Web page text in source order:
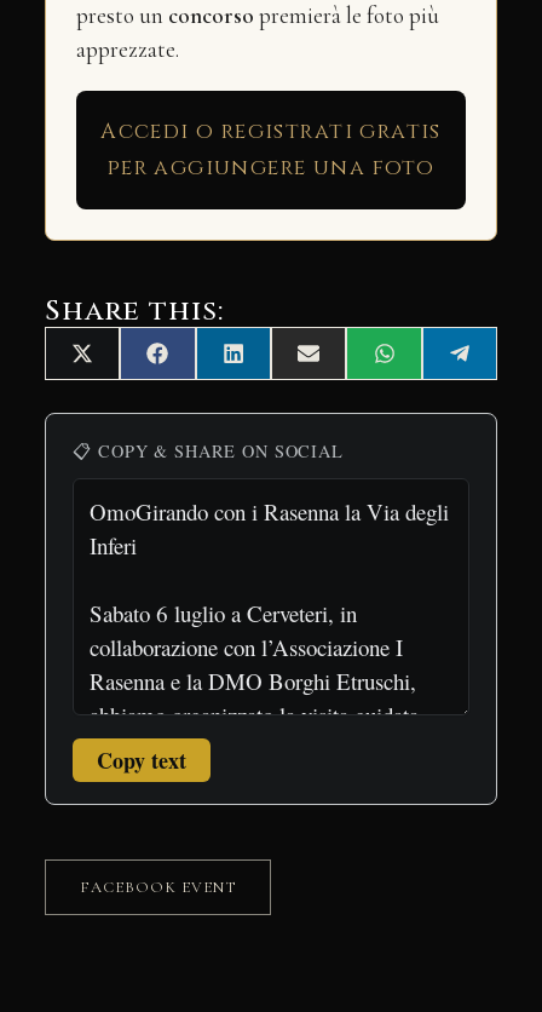
presto un concorso premierà le foto più
apprezzate.
Accedi o registrati gratis
per aggiungere una foto
Share this:
Share
on
X
(Twitter)
Share
on
FacebookShare
on
LinkedInShare
on
Email Share
on
WhatsAppShare
on
📋 COPY & SHARE ON SOCIAL
Copy text
FACEBOOK EVENT